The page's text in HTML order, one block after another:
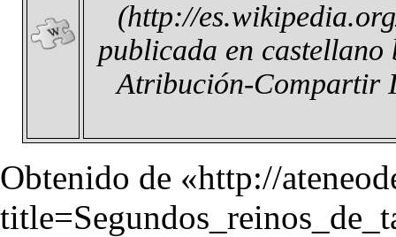
publicada en
Atribución-Compartir
Obtenido de «http://